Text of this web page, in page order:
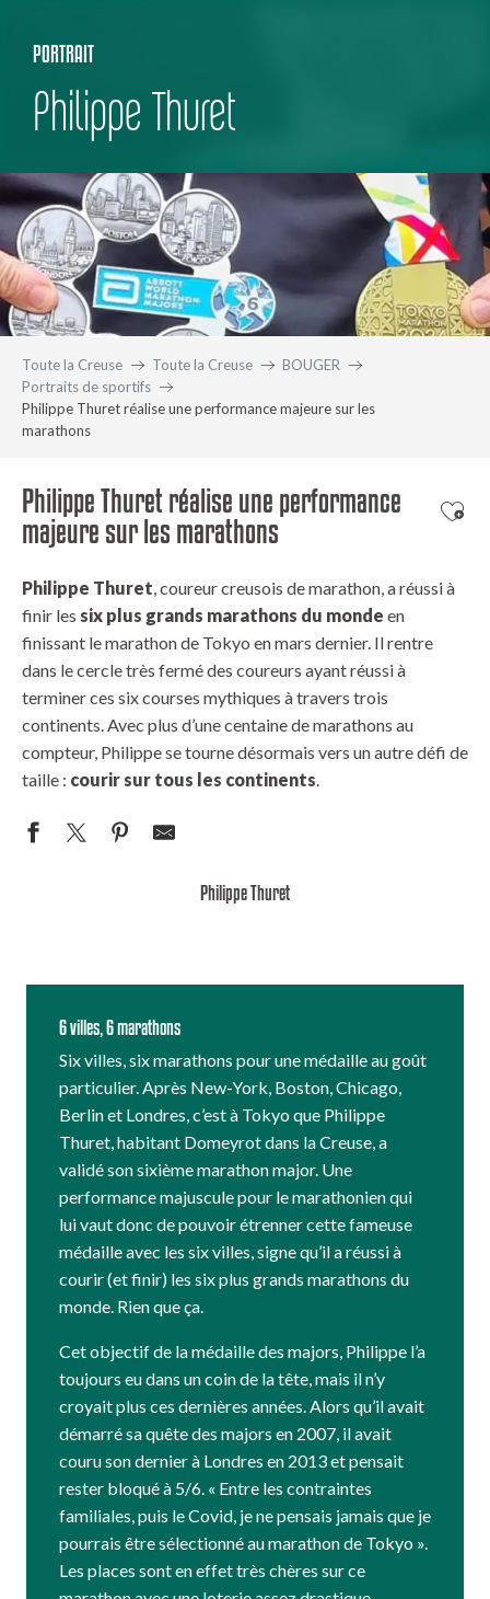
PORTRAIT
Philippe Thuret
Toute la Creuse Toute la Creuse
BOUGER
Portraits de sportifs
Philippe Thuret réalise une performance majeure sur les
marathons
Philippe Thuret réalise une performance
majeure sur les marathons
Philippe Thuret, coureur creusois de marathon, a réussi à
finir les six plus grands marathons du monde en
finissant le marathon de Tokyo en mars dernier. Il rentre
dans le cercle très fermé des coureurs ayant réussi à
terminer ces six courses mythiques à travers trois
continents. Avec plus d’une centaine de marathons au
compteur, Philippe se tourne désormais vers un autre défi de
taille : courir sur tous les continents.
Philippe Thuret
6 villes, 6 marathons
Six villes, six marathons pour une médaille au goût
particulier. Après New-York, Boston, Chicago,
Berlin et Londres, c’est à Tokyo que Philippe
Thuret, habitant Domeyrot dans la Creuse, a
validé son sixième marathon major. Une
performance majuscule pour le marathonien qui
lui vaut donc de pouvoir étrenner cette fameuse
médaille avec les six villes, signe qu’il a réussi à
courir (et finir) les six plus grands marathons du
monde. Rien que ça.
Cet objectif de la médaille des majors, Philippe l’a
toujours eu dans un coin de la tête, mais il n’y
croyait plus ces dernières années. Alors qu’il avait
démarré sa quête des majors en 2007, il avait
couru son dernier à Londres en 2013 et pensait
rester bloqué à 5/6. « Entre les contraintes
familiales, puis le Covid, je ne pensais jamais que je
pourrais être sélectionné au marathon de Tokyo ».
Les places sont en effet très chères sur ce